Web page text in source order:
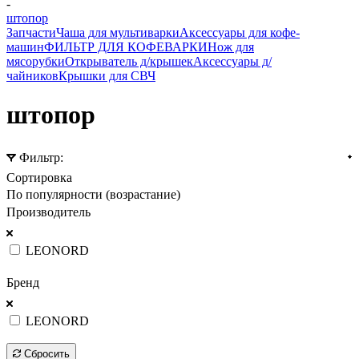
-
штопор
ЗапчастиЧаша для мультиваркиАксессуары для кофе-
машинФИЛЬТР ДЛЯ КОФЕВАРКИНож для
мясорубкиОткрыватель д/крышекАксессуары д/
чайниковКрышки для СВЧ
штопор
Фильтр:
Сортировка
По популярности (возрастание)
Производитель
LEONORD
Бренд
LEONORD
Сбросить